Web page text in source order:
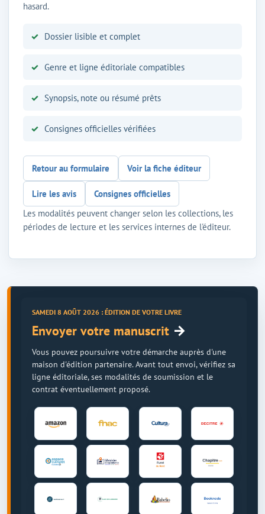
hasard.
Dossier lisible et complet
Genre et ligne éditoriale compatibles
Synopsis, note ou résumé prêts
Consignes officielles vérifiées
Retour au formulaire Voir la fiche éditeur
Lire les avis
Consignes officielles
Les modalités peuvent changer selon les collections, les
périodes de lecture et les services internes de l'éditeur.
SAMEDI 8 AOÛT 2026 : ÉDITION DE VOTRE LIVRE
Envoyer votre manuscrit →
Vous pouvez poursuivre votre démarche auprès d'une
maison d'édition partenaire. Avant tout envoi, vérifiez sa
ligne éditoriale, ses modalités de soumission et le
contrat éventuellement proposé.